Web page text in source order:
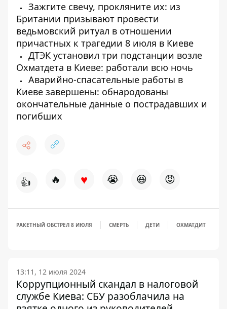
Зажгите свечу, прокляните их: из
Британии призывают провести
ведьмовский ритуал в отношении
причастных к трагедии 8 июля в Киеве
ДТЭК установил три подстанции возле
Охматдета в Киеве: работали всю ночь
Аварийно-спасательные работы в
Киеве завершены: обнародованы
окончательные данные о пострадавших и
погибших
👍 🔥 ♥ 😭 😆 😡
РАКЕТНЫЙ ОБСТРЕЛ 8 ИЮЛЯ СМЕРТЬ ДЕТИ ОХМАТДИТ
13:11, 12 июля 2024
Коррупционный скандал в налоговой
службе Киева: СБУ разоблачила на